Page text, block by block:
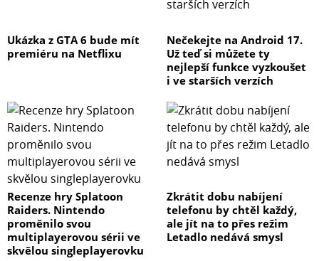
Ukázka z GTA 6 bude mít
premiéru na Netflixu
Nečekejte na Android 17.
Už teď si můžete ty
nejlepší funkce vyzkoušet
i ve starších verzích
Recenze hry Splatoon
Raiders. Nintendo
proměnilo svou
multiplayerovou sérii ve
skvělou singleplayerovku
Zkrátit dobu nabíjení
telefonu by chtěl každý,
ale jít na to přes režim
Letadlo nedává smysl